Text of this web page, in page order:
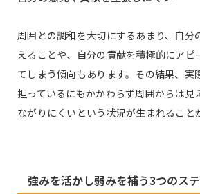
周囲との調和を大切にするあまり、自分
えることや、自分の貢献を積極的にアピ
てしまう傾向もあります。その結果、実
担っているにもかかわらず周囲からは見
ながりにくいという状況が生まれること
強みを活かし弱みを補う3つのス